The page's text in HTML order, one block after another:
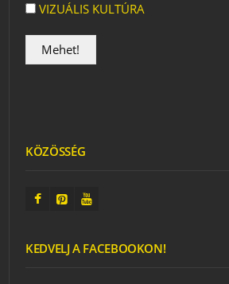
VIZUÁLIS KULTÚRA
KÖZÖSSÉG
KEDVELJ A FACEBOOKON!